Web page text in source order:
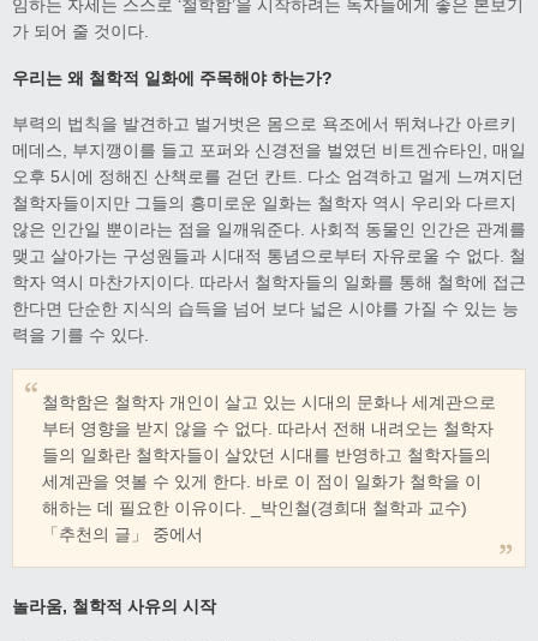
임하는 자세는 스스로 ‘철학함’을 시작하려는 독자들에게 좋은 본보기
가 되어 줄 것이다.
우리는 왜 철학적 일화에 주목해야 하는가?
부력의 법칙을 발견하고 벌거벗은 몸으로 욕조에서 뛰쳐나간 아르키
메데스, 부지깽이를 들고 포퍼와 신경전을 벌였던 비트겐슈타인, 매일
오후 5시에 정해진 산책로를 걷던 칸트. 다소 엄격하고 멀게 느껴지던
철학자들이지만 그들의 흥미로운 일화는 철학자 역시 우리와 다르지
않은 인간일 뿐이라는 점을 일깨워준다. 사회적 동물인 인간은 관계를
맺고 살아가는 구성원들과 시대적 통념으로부터 자유로울 수 없다. 철
학자 역시 마찬가지이다. 따라서 철학자들의 일화를 통해 철학에 접근
한다면 단순한 지식의 습득을 넘어 보다 넓은 시야를 가질 수 있는 능
력을 기를 수 있다.
철학함은 철학자 개인이 살고 있는 시대의 문화나 세계관으로
부터 영향을 받지 않을 수 없다. 따라서 전해 내려오는 철학자
들의 일화란 철학자들이 살았던 시대를 반영하고 철학자들의
세계관을 엿볼 수 있게 한다. 바로 이 점이 일화가 철학을 이
해하는 데 필요한 이유이다. _박인철(경희대 철학과 교수)
「추천의 글」 중에서
놀라움, 철학적 사유의 시작